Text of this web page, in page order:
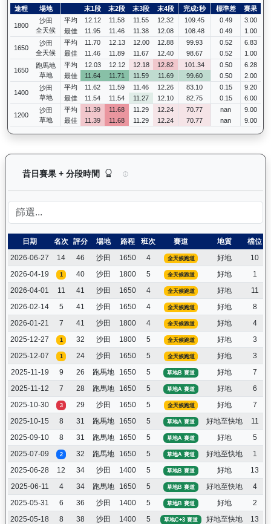
途程 場地 末1段 末2段 末3段 末4段 完成:秒 標準差 賽果
1800
沙田
全天候
平均 12.12 11.58 11.55 12.32 109.45 0.49
3.00
最佳
11.95 11.46 11.38 12.08 108.48 0.49 1.00
1650
沙田
全天候
平均 11.70 12.13 12.00 12.88 99.93 0.52
6.83
最佳
11.46 11.89 11.67 12.40 98.67 0.52 1.00
1650
跑馬地
草地
平均 12.03 12.12 12.18 12.82 101.34 0.50
6.28
最佳
11.64 11.71 11.59 11.69 99.60 0.50 2.00
1400
沙田
草地
平均 11.62 11.59 11.46 12.26 83.10 0.15
9.20
最佳
11.54 11.54 11.27 12.10 82.75 0.15 6.00
1200
沙田
草地
平均 11.39 11.68 11.29 12.24 70.77 nan
9.00
最佳
11.39 11.68 11.29 12.24 70.77 nan 9.00
昔日賽果 + 分段時間 領創動力（J058）— 昔日賽果及分
日期 名次 評分 場地 路程 班次 賽道 地質 檔位
2026-06-27
14 46 沙田 1650 4 全天候跑道 好地 10
2026-04-19
1 40 沙田 1800 5 全天候跑道 好地 1
2026-04-01
11 41 沙田 1650 4 全天候跑道 好地 11
2026-02-14
5 41 沙田 1650 4 全天候跑道 好地 8
2026-01-21
7 41 沙田 1800 4 全天候跑道 好地 4
2025-12-27
1 32 沙田 1800 5 全天候跑道 好地 3
2025-12-07
1 24 沙田 1650 5 全天候跑道 好地 3
2025-11-19
9 26 跑馬地 1650 5 草地B 賽道 好地 7
2025-11-12
7 28 跑馬地 1650 5 草地A 賽道 好地 6
2025-10-30
3 29 沙田 1650 5 全天候跑道 好地 7
2025-10-15
8 31 跑馬地 1650 5 草地A 賽道 好地至快地 11
2025-09-10
8 31 跑馬地 1650 5 草地A 賽道 好地 5
2025-07-09
2 32 跑馬地 1650 5 草地A 賽道 好地至快地 1
2025-06-28
12 34 沙田 1400 5 草地B 賽道 好地 13
2025-06-11
4 34 跑馬地 1650 5 草地B 賽道 好地至快地 4
2025-05-31
6 36 沙田 1400 5 草地B 賽道 好地 2
2025-05-18
8 38 沙田 1400 5 草地C+3 賽道 好地至快地 13